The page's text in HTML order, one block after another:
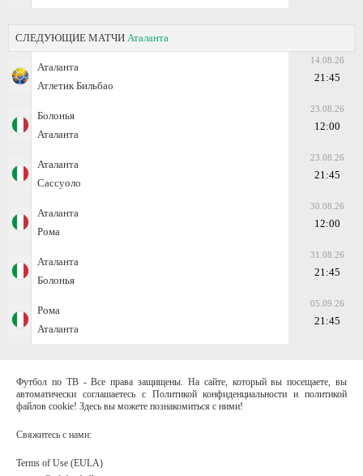
СЛЕДУЮЩИЕ МАТЧИ Аталанта
Аталанта
Атлетик Бильбао
14.08.26
21:45
Болонья
Аталанта
23.08.26
12:00
Аталанта
Сассуоло
23.08.26
21:45
Аталанта
Рома
30.08.26
12:00
Аталанта
Болонья
31.08.26
21:45
Рома
Аталанта
05.09.26
21:45
Футбол по ТВ - Все права защищены. На сайте, который вы посещаете, вы
автоматически соглашаетесь с Политикой конфиденциальности и политикой
файлов cookie! Здесь вы можете познакомиться с ними!
Свяжитесь с нами:
Terms of Use (EULA)